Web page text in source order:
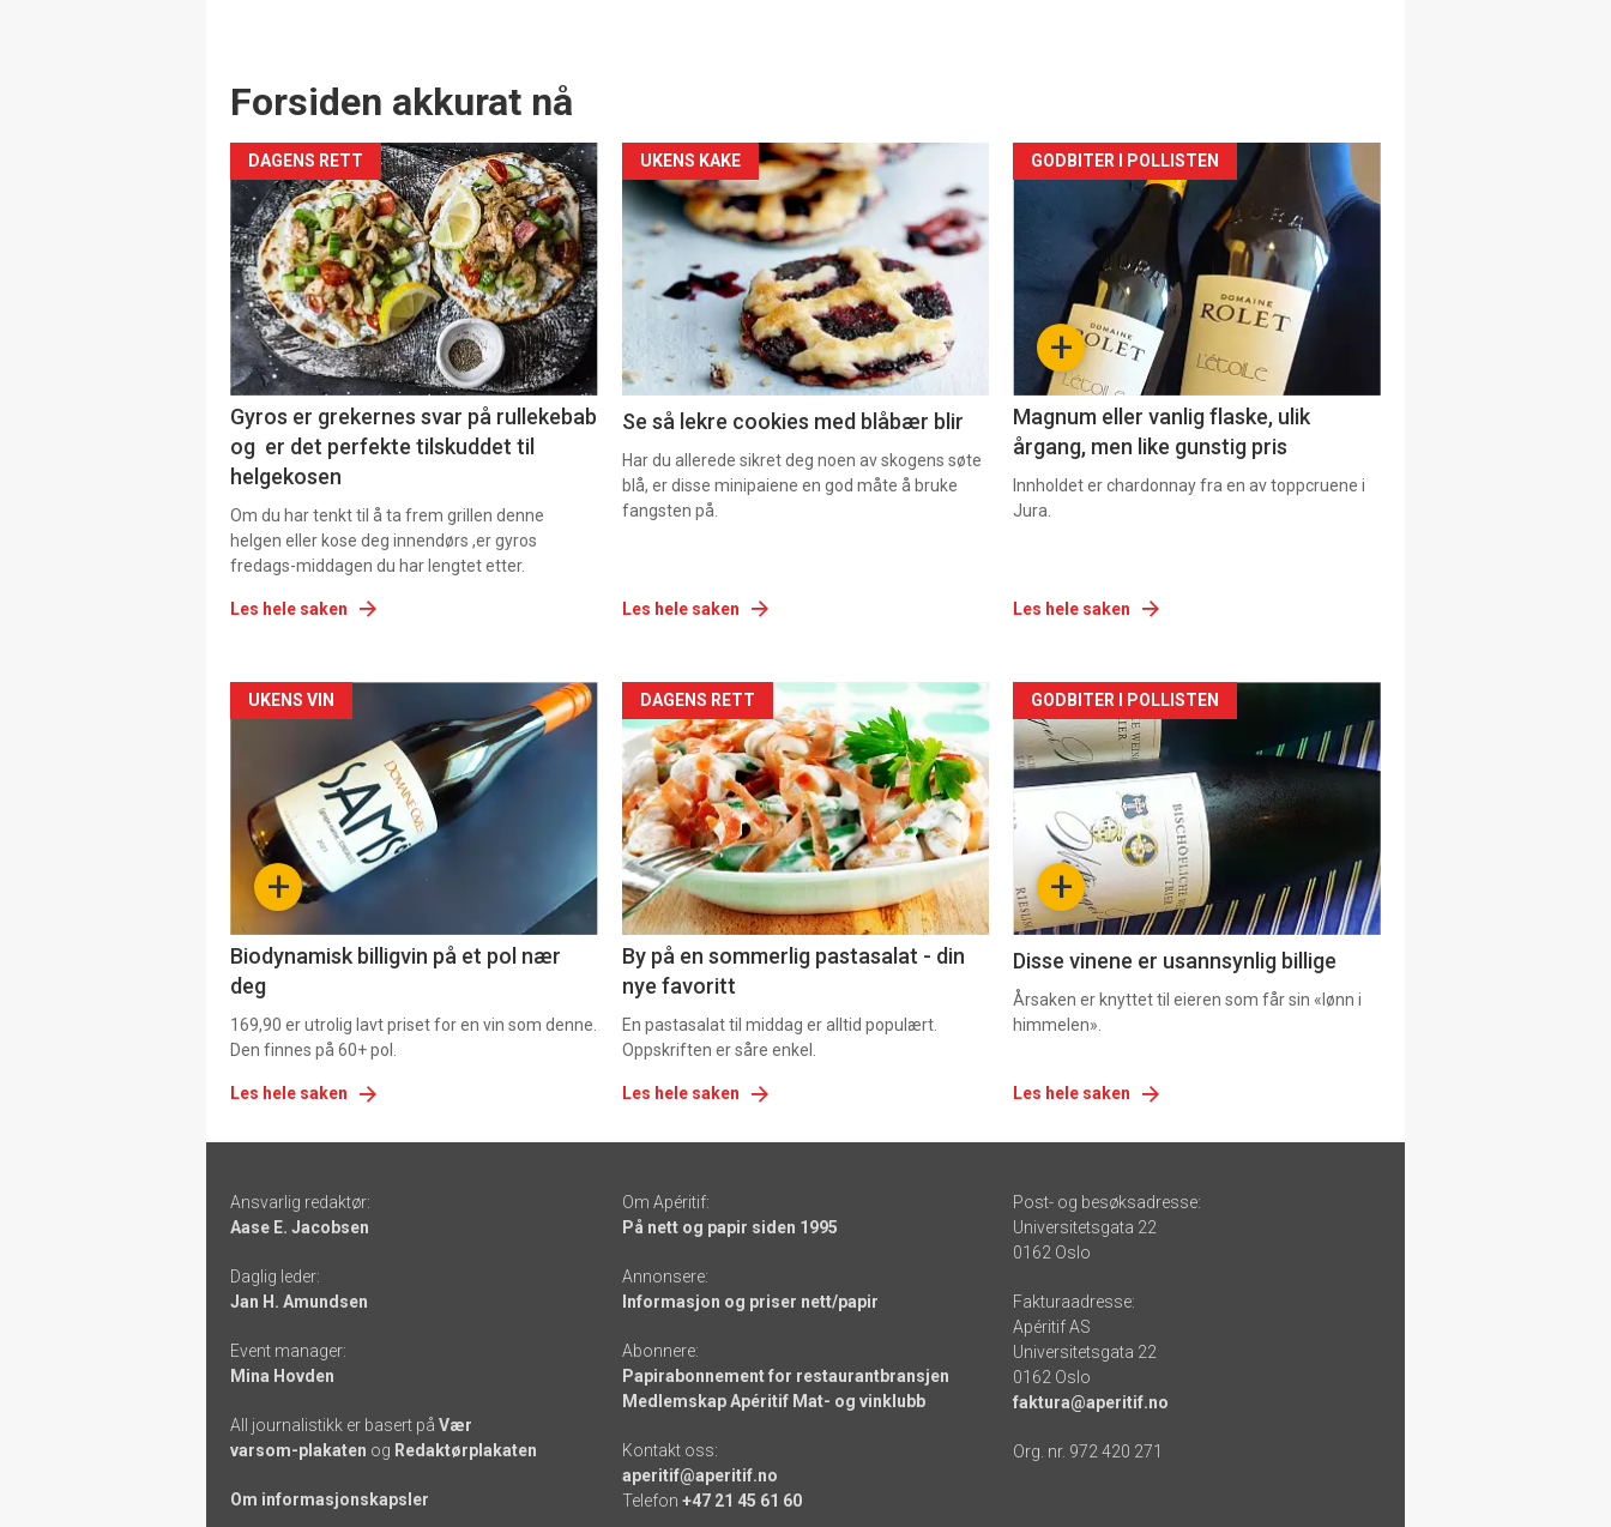
Forsiden akkurat nå
DAGENS RETT
Gyros er grekernes svar på rullekebab
og er det perfekte tilskuddet til
helgekosen
Om du har tenkt til å ta frem grillen denne
helgen eller kose deg innendørs ,er gyros
fredags-middagen du har lengtet etter.
Les hele saken
Forsiden
akkurat
nå
2
UKENS KAKE
Se så lekre cookies med blåbær blir
Har du allerede sikret deg noen av skogens søte
blå, er disse minipaiene en god måte å bruke
fangsten på.
Les hele saken
Forsiden
akkurat
nå
+
GODBITER I POLLISTEN
Magnum eller vanlig flaske, ulik
årgang, men like gunstig pris
Innholdet er chardonnay fra en av toppcruene i
Jura.
Les hele saken
Forsiden
akkurat
nå
-
+
UKENS VIN
Biodynamisk billigvin på et pol nær
deg
169,90 er utrolig lavt priset for en vin som denne.
Den finnes på 60+ pol.
Les hele saken
Forsiden
akkurat
nå
-
5
DAGENS RETT
By på en sommerlig pastasalat - din
nye favoritt
En pastasalat til middag er alltid populært.
Oppskriften er såre enkel.
Les hele saken
Forsiden
akkurat
nå
6 +
GODBITER I POLLISTEN
Disse vinene er usannsynlig billige
Årsaken er knyttet til eieren som får sin «lønn i
himmelen».
Les hele saken
-
links
Ansvarlig redaktør:
Aase E. Jacobsen
Daglig leder:
Jan H. Amundsen
Event manager:
Mina Hovden
All journalistikk er basert på Vær
varsom-plakaten og Redaktørplakaten
Om informasjonskapsler
Om Apéritif:
På nett og papir siden 1995
Annonsere:
Informasjon og priser nett/papir
Abonnere:
Papirabonnement for restaurantbransjen
Medlemskap Apéritif Mat- og vinklubb
Kontakt oss:
aperitif@aperitif.no
Telefon +47 21 45 61 60
Post- og besøksadresse:
Universitetsgata 22
0162 Oslo
Fakturaadresse:
Apéritif AS
Universitetsgata 22
0162 Oslo
faktura@aperitif.no
Org. nr. 972 420 271